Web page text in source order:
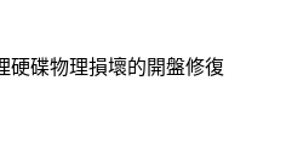
硬碟物理損壞的開盤修復